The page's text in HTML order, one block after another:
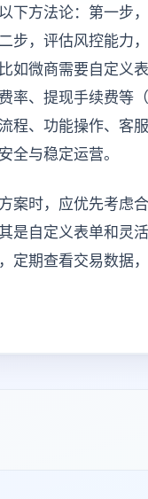
下方法论：第一步
步，评估风控能力
如微商需要自定义
率、提现手续费等
程、功能操作、客
全与稳定运营。
案时，应优先考虑
是自定义表单和灵
定期查看交易数据